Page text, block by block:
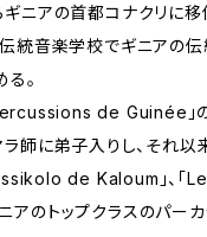
ニアの首都コナクリに移
統音楽学校でギニアの伝
。
de Guinée」
ラ師に弟子入りし、それ以
de Kaloum」、「
のトップクラスのパーカ